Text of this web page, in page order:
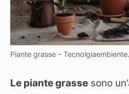
Piante grasse –
Le piante grasse sono